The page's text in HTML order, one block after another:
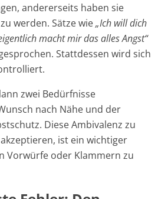
andererseits haben sie
werden. Sätze wie„Ich will dich
macht mir das alles Angst“
Stattdessen wird sich
zwei Bedürfnisse
nach Nähe und der
Diese Ambivalenz zu
ist ein wichtiger
Vorwürfe oder Klammern zu